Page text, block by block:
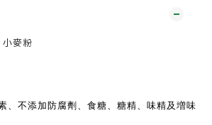
麥粉
、不添加防腐劑、食糖、糖精、味精及増味